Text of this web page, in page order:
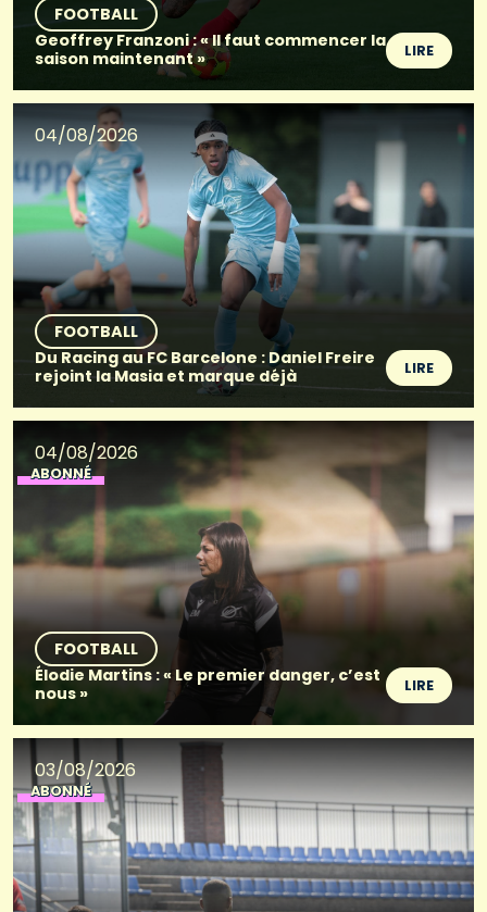
FOOTBALL
Geoffrey Franzoni : « Il faut commencer la
saison maintenant »
LIRE
04/08/2026
FOOTBALL
Du Racing au FC Barcelone : Daniel Freire
rejoint la Masia et marque déjà
LIRE
04/08/2026
ABONNÉ
FOOTBALL
Élodie Martins : « Le premier danger, c’est
nous »
LIRE
03/08/2026
ABONNÉ